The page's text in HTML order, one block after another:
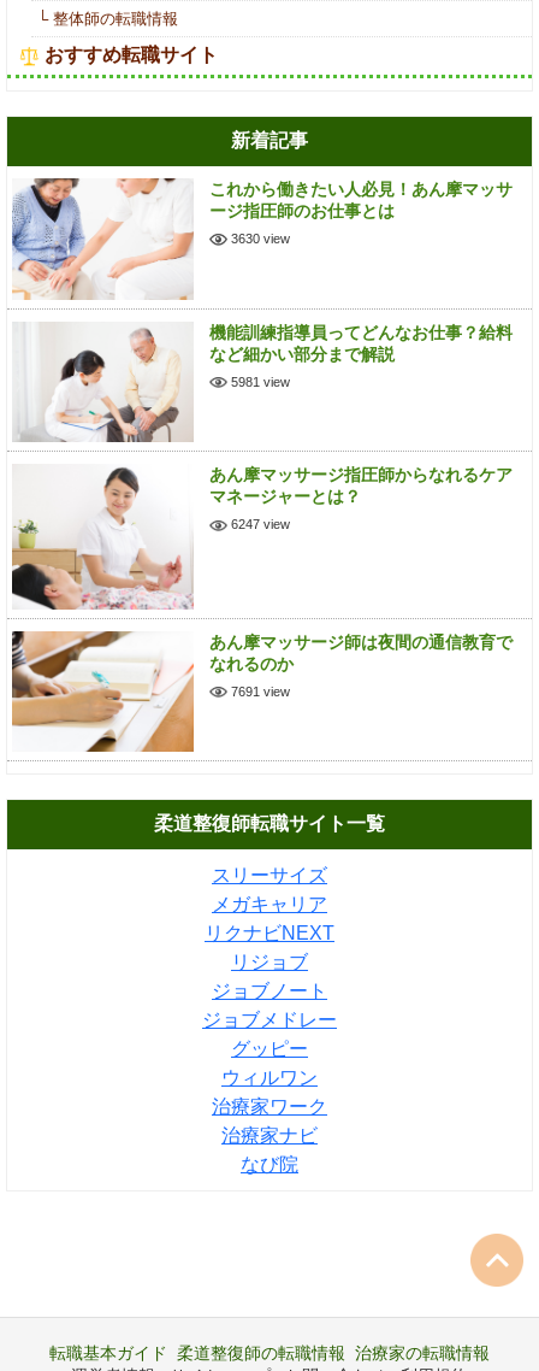
└ 整体師の転職情報
おすすめ転職サイト
新着記事
これから働きたい人必見！あん摩マッサ
ージ指圧師のお仕事とは
3630 view
機能訓練指導員ってどんなお仕事？給料
など細かい部分まで解説
5981 view
あん摩マッサージ指圧師からなれるケア
マネージャーとは？
6247 view
あん摩マッサージ師は夜間の通信教育で
なれるのか
7691 view
柔道整復師転職サイト一覧
スリーサイズ
メガキャリア
リクナビNEXT
リジョブ
ジョブノート
ジョブメドレー
グッピー
ウィルワン
治療家ワーク
治療家ナビ
なび院
転職基本ガイド 柔道整復師の転職情報 治療家の転職情報